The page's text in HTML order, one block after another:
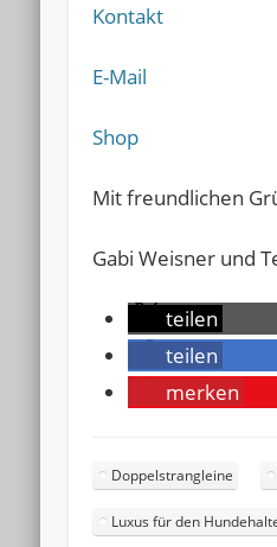
Kontakt
E-Mail
Shop
Mit freundlichen
Gabi Weisner und
teilen
teilen
merken
Doppelstrangleine
Luxus für den